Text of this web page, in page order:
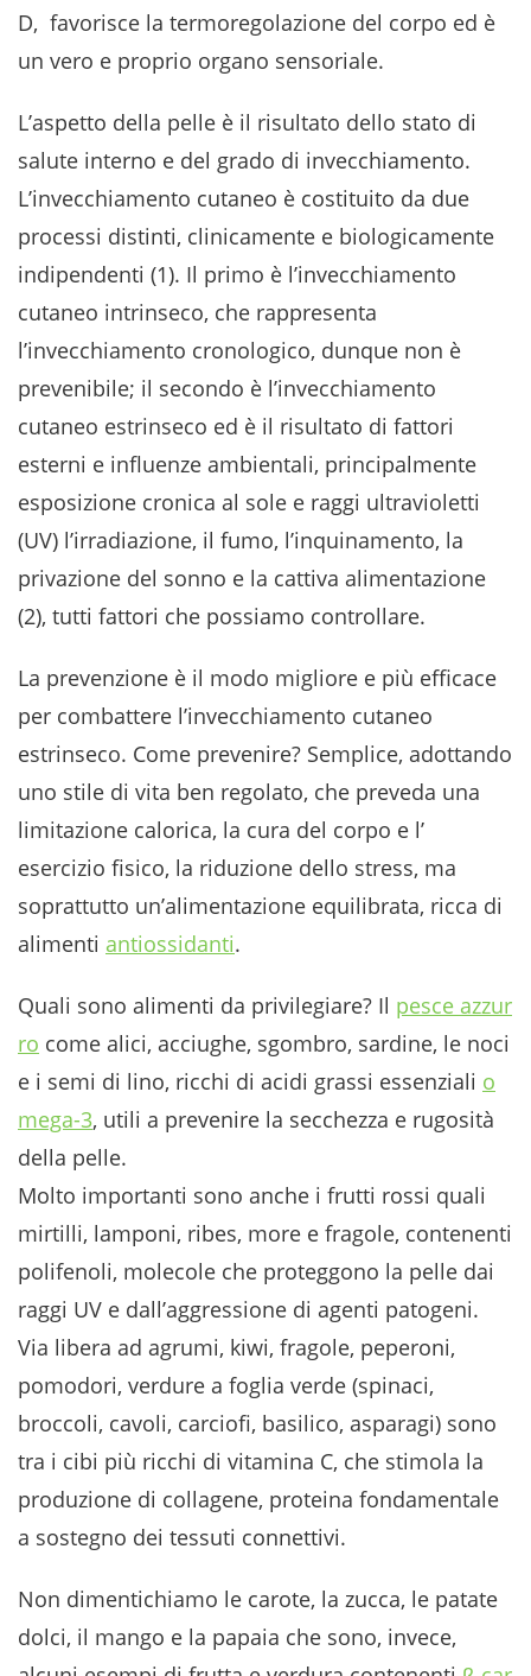
D, favorisce la termoregolazione del corpo ed è
un vero e proprio organo sensoriale.
L’aspetto della pelle è il risultato dello stato di
salute interno e del grado di invecchiamento.
L’invecchiamento cutaneo è costituito da due
processi distinti, clinicamente e biologicamente
indipendenti (1). Il primo è l’invecchiamento
cutaneo intrinseco, che rappresenta
l’invecchiamento cronologico, dunque non è
prevenibile; il secondo è l’invecchiamento
cutaneo estrinseco ed è il risultato di fattori
esterni e influenze ambientali, principalmente
esposizione cronica al sole e raggi ultravioletti
(UV) l’irradiazione, il fumo, l’inquinamento, la
privazione del sonno e la cattiva alimentazione
(2), tutti fattori che possiamo controllare.
La prevenzione è il modo migliore e più efficace
per combattere l’invecchiamento cutaneo
estrinseco. Come prevenire? Semplice, adottando
uno stile di vita ben regolato, che preveda una
limitazione calorica, la cura del corpo e l’
esercizio fisico, la riduzione dello stress, ma
soprattutto un’alimentazione equilibrata, ricca di
alimenti antiossidanti.
Quali sono alimenti da privilegiare? Il pesce azzur
ro come alici, acciughe, sgombro, sardine, le noci
e i semi di lino, ricchi di acidi grassi essenziali o
mega-3, utili a prevenire la secchezza e rugosità
della pelle.
Molto importanti sono anche i frutti rossi quali
mirtilli, lamponi, ribes, more e fragole, contenenti
polifenoli, molecole che proteggono la pelle dai
raggi UV e dall’aggressione di agenti patogeni.
Via libera ad agrumi, kiwi, fragole, peperoni,
pomodori, verdure a foglia verde (spinaci,
broccoli, cavoli, carciofi, basilico, asparagi) sono
tra i cibi più ricchi di vitamina C, che stimola la
produzione di collagene, proteina fondamentale
a sostegno dei tessuti connettivi.
Non dimentichiamo le carote, la zucca, le patate
dolci, il mango e la papaia che sono, invece,